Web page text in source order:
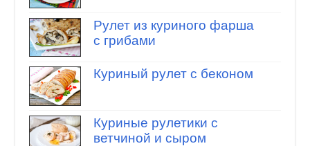
Рулет из куриного фарша
с грибами
Куриный рулет с беконом
Куриные рулетики с
ветчиной и сыром